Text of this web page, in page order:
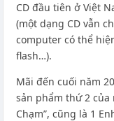
CD đầu tiên ở Việt
(một dạng CD vẫn
computer có thể
flash…).
Mãi đến cuối năm
sản phẩm thứ 2 của
Chạm”, cũng là 1